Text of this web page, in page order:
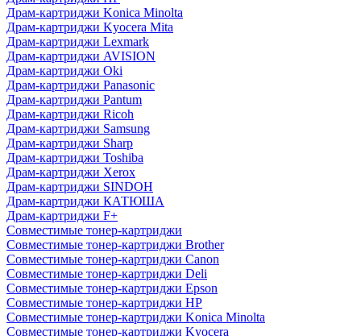
Драм-картриджи Konica Minolta
Драм-картриджи Kyocera Mita
Драм-картриджи Lexmark
Драм-картриджи AVISION
Драм-картриджи Oki
Драм-картриджи Panasonic
Драм-картриджи Pantum
Драм-картриджи Ricoh
Драм-картриджи Samsung
Драм-картриджи Sharp
Драм-картриджи Toshiba
Драм-картриджи Xerox
Драм-картриджи SINDOH
Драм-картриджи КАТЮША
Драм-картриджи F+
Совместимые тонер-картриджи
Совместимые тонер-картриджи Brother
Совместимые тонер-картриджи Canon
Совместимые тонер-картриджи Deli
Совместимые тонер-картриджи Epson
Совместимые тонер-картриджи HP
Совместимые тонер-картриджи Konica Minolta
Совместимые тонер-картриджи Kyocera